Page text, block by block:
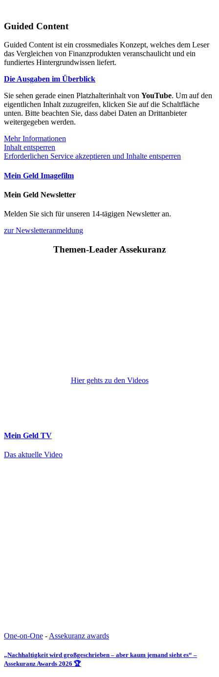
Guided Content
Guided Content ist ein crossmediales Konzept, welches dem Leser
das Vergleichen von Finanzprodukten veranschaulicht und ein
fundiertes Hintergrundwissen liefert.
Die Ausgaben im Überblick
Sie sehen gerade einen Platzhalterinhalt von YouTube. Um auf den
eigentlichen Inhalt zuzugreifen, klicken Sie auf die Schaltfläche
unten. Bitte beachten Sie, dass dabei Daten an Drittanbieter
weitergegeben werden.
Mehr Informationen
Inhalt entsperren
Erforderlichen Service akzeptieren und Inhalte entsperren
Mein Geld Imagefilm
Mein Geld Newsletter
Melden Sie sich für unseren 14-tägigen Newsletter an.
zur Newsletteranmeldung
Themen-Leader Assekuranz
Hier gehts zu den Videos
Mein Geld TV
Das aktuelle Video
One-on-One - Assekuranz awards
„Nachhaltigkeit wird großgeschrieben – aber kaum jemand sieht es“ –
Assekuranz Awards 2026 🏆